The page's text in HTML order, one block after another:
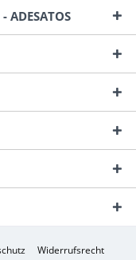
Widerrufsrecht